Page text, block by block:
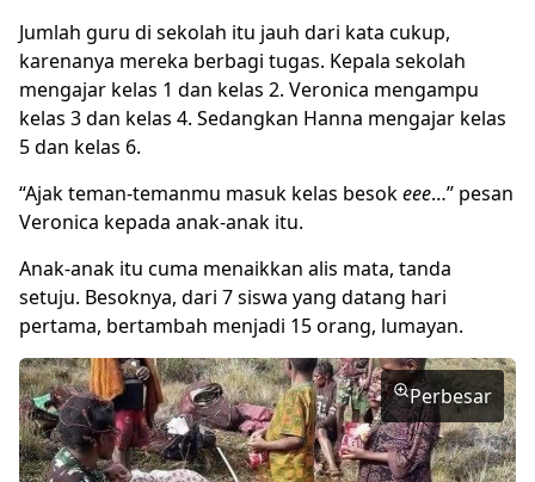
Jumlah guru di sekolah itu jauh dari kata cukup,
karenanya mereka berbagi tugas. Kepala sekolah
mengajar kelas 1 dan kelas 2. Veronica mengampu
kelas 3 dan kelas 4. Sedangkan Hanna mengajar kelas
5 dan kelas 6.
“Ajak teman-temanmu masuk kelas besokeee…” pesan
Veronica kepada anak-anak itu.
Anak-anak itu cuma menaikkan alis mata, tanda
setuju. Besoknya, dari 7 siswa yang datang hari
pertama, bertambah menjadi 15 orang, lumayan.
Perbesar